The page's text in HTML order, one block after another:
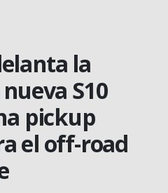
la
S10
pickup
el off-road